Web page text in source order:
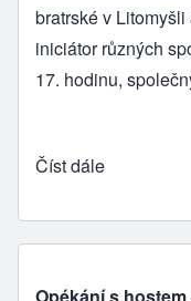
bratrské v Litomyšli
iniciátor různých
17. hodinu,
Číst dále
Opékání s